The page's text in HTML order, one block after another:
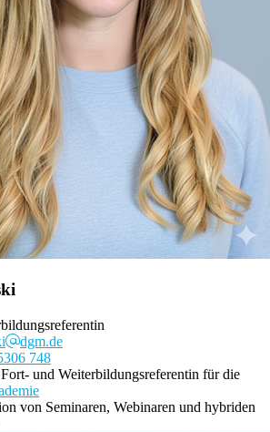
dgm.de
748
und Weiterbildungsreferentin für die
von Seminaren, Webinaren und hybriden